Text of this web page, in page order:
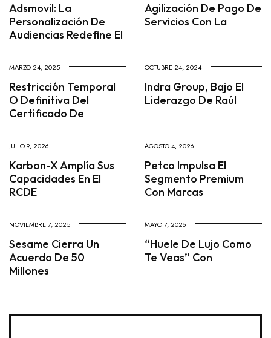
Adsmovil: La
Personalización De
Audiencias Redefine El
Agilización De Pago De
Servicios Con La
MARZO 24, 2025
Restricción Temporal
O Definitiva Del
Certificado De
OCTUBRE 24, 2024
Indra Group, Bajo El
Liderazgo De Raúl
JULIO 9, 2026
Karbon-X Amplía Sus
Capacidades En El
RCDE
AGOSTO 4, 2026
Petco Impulsa El
Segmento Premium
Con Marcas
NOVIEMBRE 7, 2025
Sesame Cierra Un
Acuerdo De 50
Millones
MAYO 7, 2026
“Huele De Lujo Como
Te Veas” Con